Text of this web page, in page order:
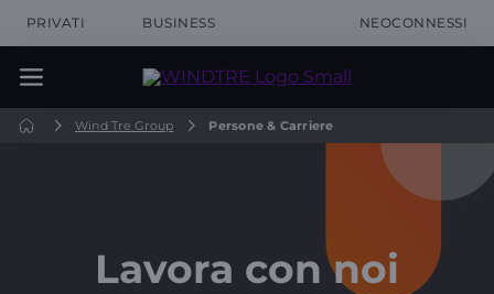
PRIVATI BUSINESS NEOCONNESSI
Wind Tre Group Persone & Carriere
Lavora con noi